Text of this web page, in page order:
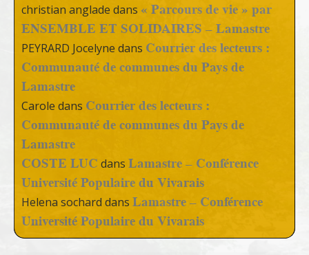
christian anglade dans « Parcours de vie » par
ENSEMBLE ET SOLIDAIRES – Lamastre
PEYRARD Jocelyne dans Courrier des lecteurs :
Communauté de communes du Pays de
Lamastre
Carole dans Courrier des lecteurs :
Communauté de communes du Pays de
Lamastre
COSTE LUC dans Lamastre – Conférence
Université Populaire du Vivarais
Helena sochard dans Lamastre – Conférence
Université Populaire du Vivarais